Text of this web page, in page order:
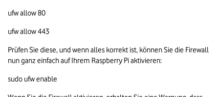
ufw allow 80
ufw allow 443
Prüfen Sie diese, und wenn alles korrekt ist, können Sie die Firewall
nun ganz einfach auf Ihrem Raspberry Pi aktivieren:
sudo ufw enable